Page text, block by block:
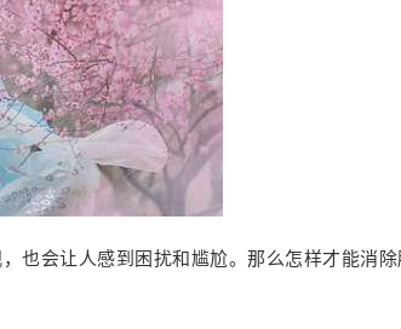
也会让人感到困扰和尴尬。那么怎样才能消